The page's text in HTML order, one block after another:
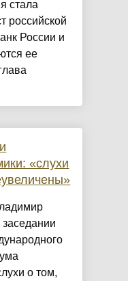
стала
российской
России и
ее
«слухи
о том,